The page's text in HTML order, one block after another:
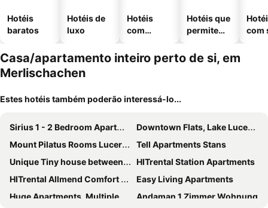
Hotéis
baratos
Hotéis de
luxo
Hotéis
com
Hotéis que
permitem
com
Casa/apartamento inteiro perto de si, em
Merlischachen
Estes hotéis também poderão interessá-lo...
Sirius 1 - 2 Bedroom Apartment - Svh Lucerne
Downtown Flats, Lake Lucerne
Mount Pilatus Rooms Lucerne
Tell Apartments Stans
Unique Tiny house between Mnt Rigi and Lake Lucerne
HITrental Station Apartments
HITrental Allmend Comfort Apartments
Easy Living Apartments
Huge Apartments, Multiple Bedrooms With Balcony In Luzern Center - Self Checkin
Andaman 1 Zimmer Wohnung